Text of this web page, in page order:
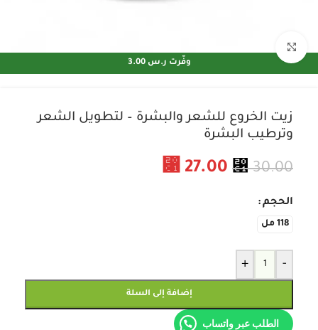
وفّرت ⁦3.00 ر.س⁩
زيت الخروع للشعر والبشرة – لتطويل الشعر
وترطيب البشرة
⃁30.00
⃁ 27.00
الحجم
118 مل
-
+
إضافة إلى السلة
الطلب عبر واتساب